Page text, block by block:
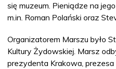
się muzeum. Pieniądze na
m.in. Roman Polański oraz
Organizatorem Marszu było
Kultury Żydowskiej. Marsz
prezydenta Krakowa,